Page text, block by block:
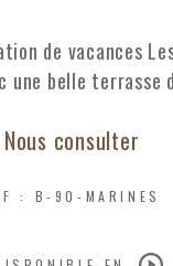
de vacances
une belle terrasse
Nous consulter
: B-90-MARINES